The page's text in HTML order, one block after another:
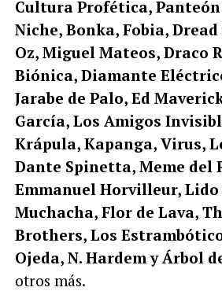
Cultura Profética, Panteón
Niche, Bonka, Fobia,
Oz, Miguel Mateos, Draco
Biónica, Diamante
Jarabe de Palo, Ed
García, Los Amigos
Krápula, Kapanga, Virus,
Dante Spinetta, Meme del
Emmanuel Horvilleur,
Muchacha, Flor de Lava,
Brothers, Los
Ojeda, N. Hardem y Árbol
otros más.